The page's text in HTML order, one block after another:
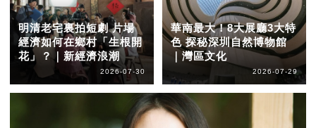
明清老宅裏拍短劇 片場
經濟如何在鄉村「生根開
花」？｜新經濟浪潮
2026-07-30
華南最大！8大展廳3大特
色 探秘深圳自然博物館
｜灣區文化
2026-07-29